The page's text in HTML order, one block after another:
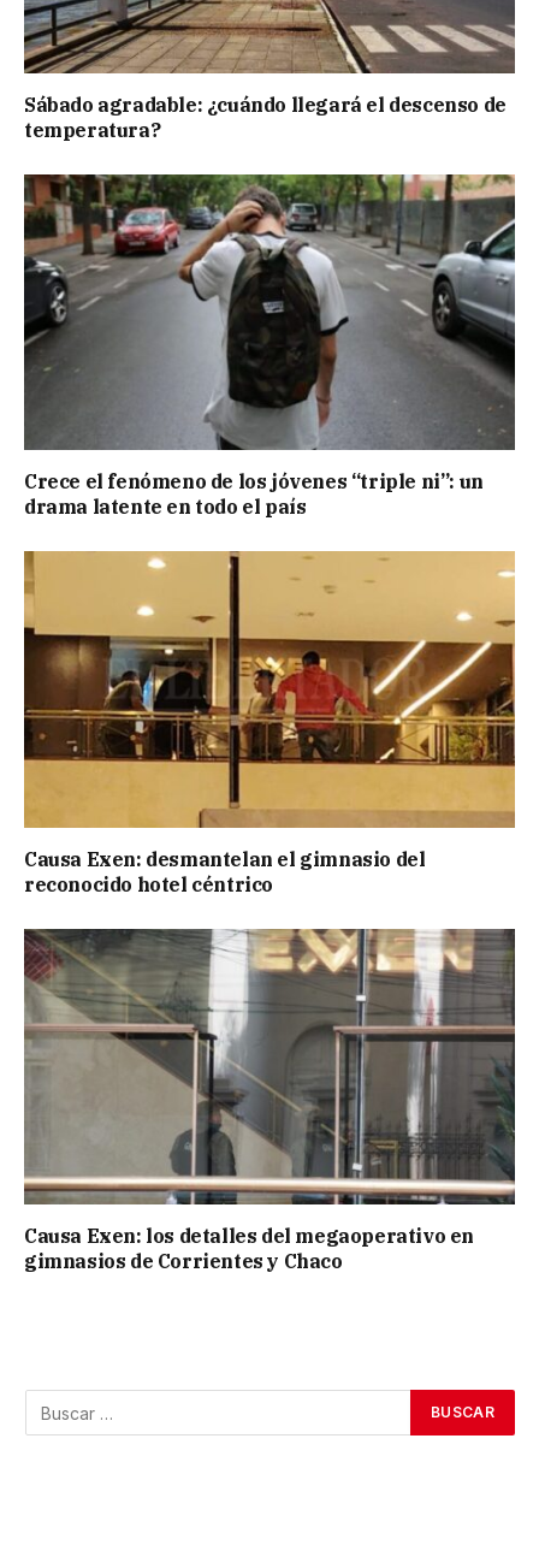
Sábado agradable: ¿cuándo llegará el descenso de
temperatura?
Crece el fenómeno de los jóvenes “triple ni”: un
drama latente en todo el país
Causa Exen: desmantelan el gimnasio del
reconocido hotel céntrico
Causa Exen: los detalles del megaoperativo en
gimnasios de Corrientes y Chaco